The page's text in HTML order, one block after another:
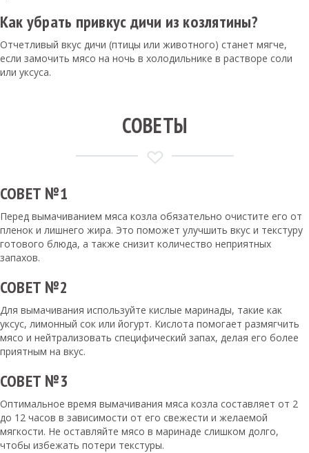
Как убрать привкус дичи из козлятины?
Отчетливый вкус дичи (птицы или животного) станет мягче,
если замочить мясо на ночь в холодильнике в растворе соли
или уксуса.
СОВЕТЫ
СОВЕТ №1
Перед вымачиванием мяса козла обязательно очистите его от
пленок и лишнего жира. Это поможет улучшить вкус и текстуру
готового блюда, а также снизит количество неприятных
запахов.
СОВЕТ №2
Для вымачивания используйте кислые маринады, такие как
уксус, лимонный сок или йогурт. Кислота помогает размягчить
мясо и нейтрализовать специфический запах, делая его более
приятным на вкус.
СОВЕТ №3
Оптимальное время вымачивания мяса козла составляет от 2
до 12 часов в зависимости от его свежести и желаемой
мягкости. Не оставляйте мясо в маринаде слишком долго,
чтобы избежать потери текстуры.